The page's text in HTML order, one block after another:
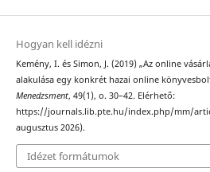
Hogyan kell idézni
Kemény, I. és Simon, J. (2019) „Az online
alakulása egy konkrét hazai online
Menedzsment, 49(1), o. 30–42. Elérhető:
https://journals.lib.pte.hu/index.php/mm/
augusztus 2026).
Idézet formátumok